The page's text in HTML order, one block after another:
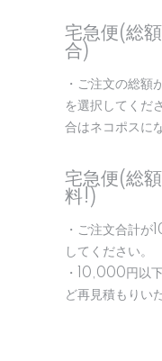
宅急便(総
合)
・ご注文の総
を選択してくだ
合はネコポスに
宅急便(総
料!)
・ご注文合計
してください。
・10,000円以
ど再見積もりい